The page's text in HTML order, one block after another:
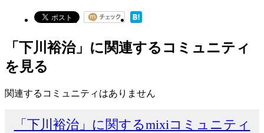
「下川裕治」に関連するコミュニティ
を見る
関連するコミュニティはありません
「下川裕治」に関するmixiコミュニティ